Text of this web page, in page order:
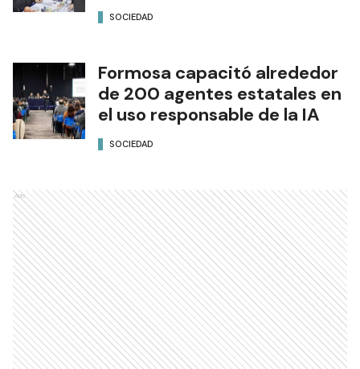
SOCIEDAD
Formosa capacitó alrededor
de 200 agentes estatales en
el uso responsable de la IA
SOCIEDAD
Ads